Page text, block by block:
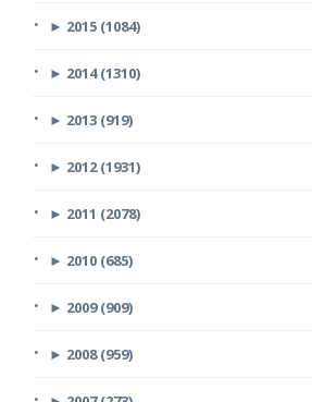
► 2015 (1084)
► 2014 (1310)
► 2013 (919)
► 2012 (1931)
► 2011 (2078)
► 2010 (685)
► 2009 (909)
► 2008 (959)